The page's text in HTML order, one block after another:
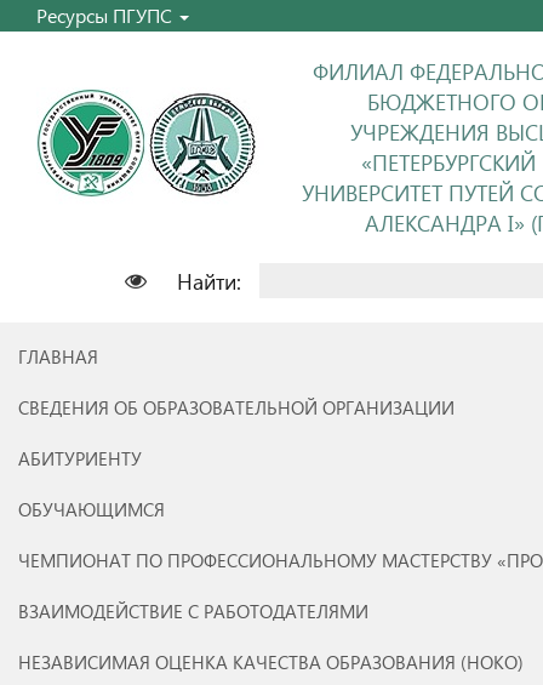
Ресурсы ПГУПС
ФИЛИАЛ
БЮДЖЕТНОГО
УЧРЕЖДЕНИЯ
УНИВЕРСИТЕТ ПУТЕЙ
АЛЕКСАНДРА I»
Найти:
ГЛАВНАЯ
СВЕДЕНИЯ ОБ ОБРАЗОВАТЕЛЬНОЙ ОРГАНИЗАЦИИ
АБИТУРИЕНТУ
ОБУЧАЮЩИМСЯ
ЧЕМПИОНАТ ПО ПРОФЕССИОНАЛЬНОМУ МАСТЕРСТВУ
ВЗАИМОДЕЙСТВИЕ С РАБОТОДАТЕЛЯМИ
НЕЗАВИСИМАЯ ОЦЕНКА КАЧЕСТВА ОБРАЗОВАНИЯ (НОКО)